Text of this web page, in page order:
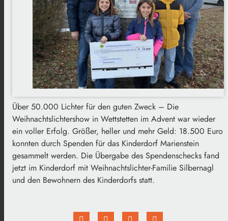
Über 50.000 Lichter für den guten Zweck – Die
Weihnachtslichtershow in Wettstetten im Advent war wieder
ein voller Erfolg. Größer, heller und mehr Geld: 18.500 Euro
konnten durch Spenden für das Kinderdorf Marienstein
gesammelt werden. Die Übergabe des Spendenschecks fand
jetzt im Kinderdorf mit Weihnachtslichter-Familie Silbernagl
und den Bewohnern des Kinderdorfs statt.